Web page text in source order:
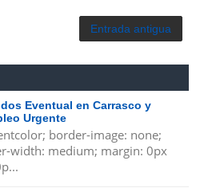
Entrada antigua
Eventual en Carrasco y
Urgente
border-image: none;
width: medium; margin: 0px